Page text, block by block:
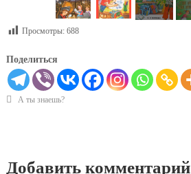
Просмотры: 688
Поделиться
А ты знаешь?
Добавить комментарий